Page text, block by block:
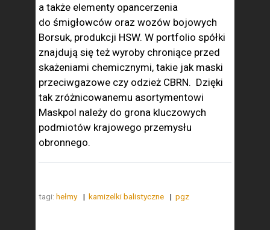
a także elementy opancerzenia
do śmigłowców oraz wozów bojowych
Borsuk, produkcji HSW. W portfolio spółki
znajdują się też wyroby chroniące przed
skażeniami chemicznymi, takie jak maski
przeciwgazowe czy odzież CBRN. Dzięki
tak zróżnicowanemu asortymentowi
Maskpol należy do grona kluczowych
podmiotów krajowego przemysłu
obronnego.
tagi: hełmy kamizelki balistyczne pgz